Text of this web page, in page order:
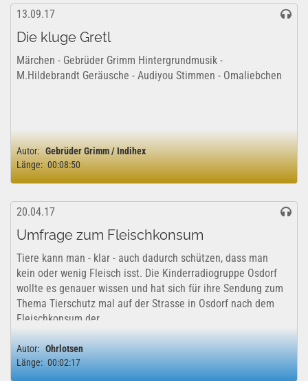
13.09.17
Die kluge Gretl
Märchen - Gebrüder Grimm Hintergrundmusik -
M.Hildebrandt Geräusche - Audiyou Stimmen - Omaliebchen
Autor: Gebrüder Grimm / Indihex
Länge: 00:08:50
20.04.17
Umfrage zum Fleischkonsum
Tiere kann man - klar - auch dadurch schützen, dass man
kein oder wenig Fleisch isst. Die Kinderradiogruppe Osdorf
wollte es genauer wissen und hat sich für ihre Sendung zum
Thema Tierschutz mal auf der Strasse in Osdorf nach dem
Fleischkonsum der...
Autor: Ohrlotsen
Länge: 00:02:17